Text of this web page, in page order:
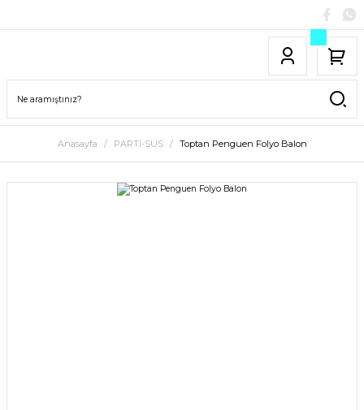
Anasayfa PARTİ-SÜS Toptan Penguen Folyo Balon